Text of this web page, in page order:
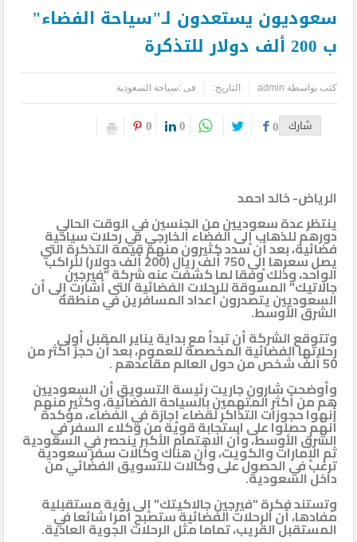
سعوديون يستعدون لـ"سياحة الفضاء"
ب 200 ألف دولار للتذكرة
كتب بواسطة admin التاريخ: فى :سياحة السعودية
شارك 0
0
0
الرياض- خالد احمد
ينتظر عدة سعوديين من الجنسين في الوقت الحالي
دورهم للذهاب إلى الفضاء الخارجي في رحلات سياحية
فضائية، بعد أن سدد كثيرون منهم قيمة التذكرة التي
يصل سعرها إلى 750 ألف ريال (200 ألف دولار) للراكب
الواحد، وذلك وفقا لما كشفت عنه شركة “فيرجين
جالاتيك” المسوقة للرحلات الفضائية التى أشارت إلى أن
السعوديين يتصدرون أعداد المسافرين في منطقة
الشرق الأوسط.
وتتوقع الشركة أن تبدأ مع بداية يناير المقبل أولى
رحلاتها الفضائية المخصصة للعموم، بعد أن حجز أكثر من
50 ألف شخص من حول العالم مقاعدهم .
وأوضحت شارون جاريت رئيسة التسويق أن السعوديين
هم من أكثر المتهمين بالسياحة الفضائية، وكثير منهم
أنهوا حجوزات التذاكر لقضاء إجازة في الفضاء، مؤكدة
أنهم حصلوا على استجابة قوية من وكلاء السفر في
الشرق الأوسط، وأن الاهتمام الأكبر ينحصر في السعودية
ثم الإمارات والكويت، وأن هناك وكالات سفر سعودية
ترغب في الحصول على وكالات للتسويق الفضائي من
داخل السعودية.
وتستند فكرة “فيرجين جالاكيتك” إلى رؤية مستقبلية
مفادها، أن الرحلات الفضائية ستصبح أمرا شائعا في
المستقبل القريب، تماما مثل الرحلات الجوية العادية.